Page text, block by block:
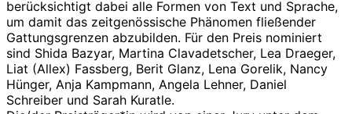
berücksichtigt dabei alle Formen von Text und Sprache,
um damit das zeitgenössische Phänomen fließender
Gattungsgrenzen abzubilden. Für den Preis nominiert
sind Shida Bazyar, Martina Clavadetscher, Lea Draeger,
Liat (Allex) Fassberg, Berit Glanz, Lena Gorelik, Nancy
Hünger, Anja Kampmann, Angela Lehner, Daniel
Schreiber und Sarah Kuratle.